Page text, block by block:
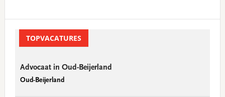
SidebarTOPVACATURES
Advocaat in Oud-Beijerland
Oud-Beijerland